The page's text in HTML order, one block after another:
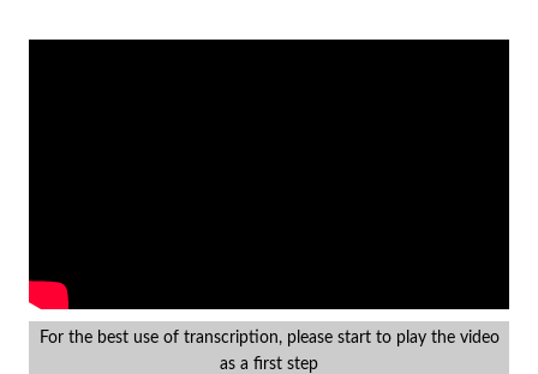
For the best use of transcription, please start to play the video
as a first step